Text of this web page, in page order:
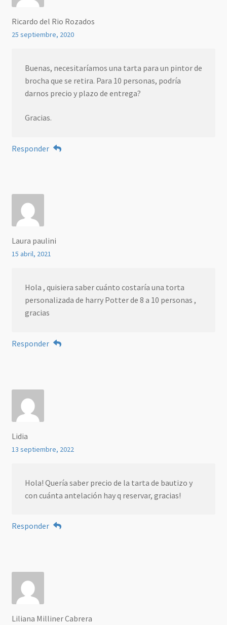
Ricardo del Rio Rozados
25 septiembre, 2020
Buenas, necesitaríamos una tarta para un pintor de
brocha que se retira. Para 10 personas, podría
darnos precio y plazo de entrega?
Gracias.
Responder
Laura paulini
15 abril, 2021
Hola , quisiera saber cuánto costaría una torta
personalizada de harry Potter de 8 a 10 personas ,
gracias
Responder
Lidia
13 septiembre, 2022
Hola! Quería saber precio de la tarta de bautizo y
con cuánta antelación hay q reservar, gracias!
Responder
Liliana Milliner Cabrera